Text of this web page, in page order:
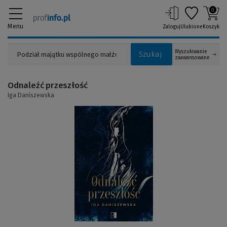
Menu
Szukaj
Wyszukiwanie
zaawansowane
ZalogujUlubione
0
Koszyk
(Link
Odnaleźć przeszłość
Iga Daniszewska